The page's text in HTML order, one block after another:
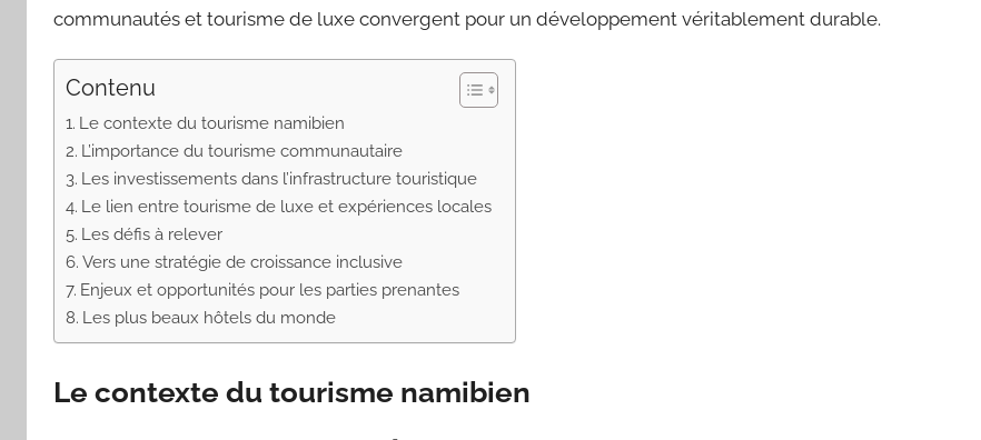
communautés et tourisme de luxe convergent pour un développement véritablement durable.
Contenu
Le contexte du tourisme namibien
L’importance du tourisme communautaire
Les investissements dans l’infrastructure touristique
Le lien entre tourisme de luxe et expériences locales
Les défis à relever
Vers une stratégie de croissance inclusive
Enjeux et opportunités pour les parties prenantes
Les plus beaux hôtels du monde
Le contexte du tourisme namibien